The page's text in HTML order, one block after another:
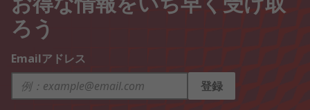
ろう
Emailアドレス
登録